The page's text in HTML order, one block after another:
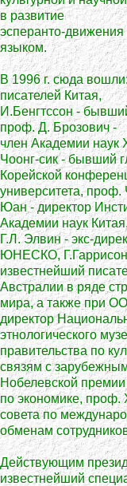
в развитие
эсперанто-
языком.
В 1996 г. сюда
писателей Китая,
И.Бенгтссон -
проф. Д. Брозович -
член Академии наук
Чоонг-сик - бывший
Корейской
университета, проф.
Юан - директор
Академии наук
Г.Л. Элвин - экс-
ЮНЕСКО,
известнейший
Австралии в ряде
мира, а также при
директор
этнологического
правительства по
связям с
Нобелевской премии
по экономике, проф.
совета по
обменам
Действующим
известнейший